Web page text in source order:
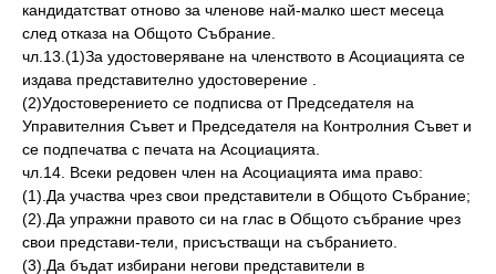
кандидатстват отново за членове най-малко шест месеца
след отказа на Общото Събрание.
чл.13.(1)За удостоверяване на членството в Асоциацията се
издава представително удостоверение .
(2)Удостоверението се подписва от Председателя на
Управителния Съвет и Председателя на Контролния Съвет и
се подпечатва с печата на Асоциацията.
чл.14. Всеки редовен член на Асоциацията има право:
(1).Да участва чрез свои представители в Общото Събрание;
(2).Да упражни правото си на глас в Общото събрание чрез
свои представи-тели, присъстващи на събранието.
(3).Да бъдат избирани негови представители в